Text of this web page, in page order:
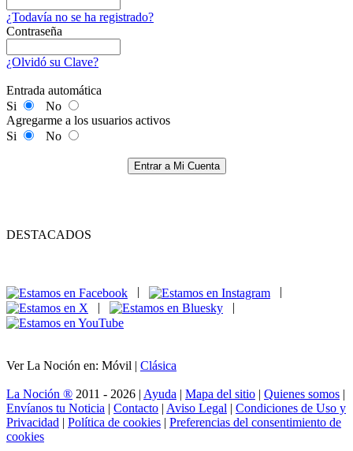
¿Todavía no se ha registrado?
Contraseña
¿Olvidó su Clave?
Entrada automática
Si
No
Agregarme a los usuarios activos
Si
No
Entrar a Mi Cuenta
DESTACADOS
|
|
Ver La Noción en: Móvil | Clásica
La Noción ® 2011 - 2026 | Ayuda | Mapa del sitio | Quienes somos |
Envíanos tu Noticia | Contacto | Aviso Legal | Condiciones de Uso y
Privacidad | Política de cookies | Preferencias del consentimiento de
cookies